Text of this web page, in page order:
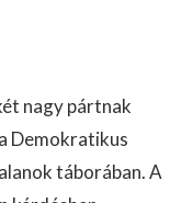
nagy pártnak
Demokratikus
táborában. A